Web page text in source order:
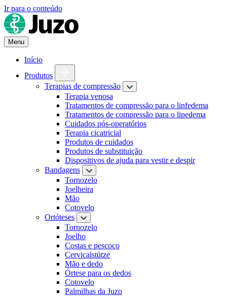
Ir para o conteúdo
Menu
Início
Produtos
Terapias de compressão
Terapia venosa
Tratamentos de compressão para o linfedema
Tratamentos de compressão para o lipedema
Cuidados pós-operatórios
Terapia cicatricial
Produtos de cuidados
Produtos de substituição
Dispositivos de ajuda para vestir e despir
Bandagens
Tornozelo
Joelheira
Mão
Cotovelo
Ortóteses
Tornozelo
Joelho
Costas e pescoço
Cervicalstütze
Mão e dedo
Órtese para os dedos
Cotovelo
Palmilhas da Juzo